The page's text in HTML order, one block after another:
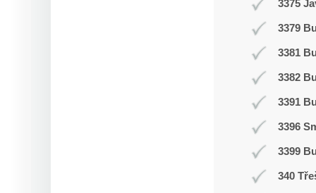
3375
3379
3381
3382
3391
3396
3399
340